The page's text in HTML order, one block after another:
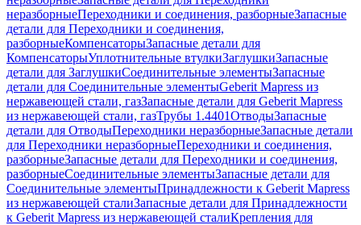
неразборныеПереходники и соединения, разборныеЗапасные
детали для Переходники и соединения,
разборныеКомпенсаторыЗапасные детали для
КомпенсаторыУплотнительные втулкиЗаглушкиЗапасные
детали для ЗаглушкиСоединительные элементыЗапасные
детали для Соединительные элементыGeberit Mapress из
нержавеющей стали, газЗапасные детали для Geberit Mapress
из нержавеющей стали, газТрубы 1.4401ОтводыЗапасные
детали для ОтводыПереходники неразборныеЗапасные детали
для Переходники неразборныеПереходники и соединения,
разборныеЗапасные детали для Переходники и соединения,
разборныеСоединительные элементыЗапасные детали для
Соединительные элементыПринадлежности к Geberit Mapress
из нержавеющей сталиЗапасные детали для Принадлежности
к Geberit Mapress из нержавеющей сталиКрепления для